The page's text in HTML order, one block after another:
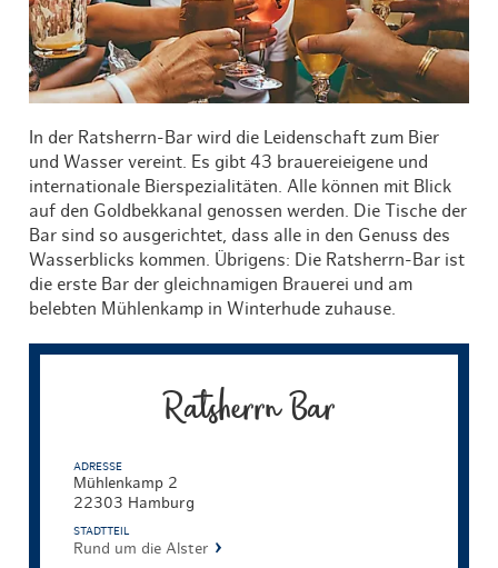
In der Ratsherrn-Bar wird die Leidenschaft zum Bier
und Wasser vereint. Es gibt 43 brauereieigene und
internationale Bierspezialitäten. Alle können mit Blick
auf den Goldbekkanal genossen werden. Die Tische der
Bar sind so ausgerichtet, dass alle in den Genuss des
Wasserblicks kommen. Übrigens: Die Ratsherrn-Bar ist
die erste Bar der gleichnamigen Brauerei und am
belebten Mühlenkamp in Winterhude zuhause.
Ratsherrn Bar
ADRESSE
Mühlenkamp 2
22303 Hamburg
STADTTEIL
Rund um die Alster